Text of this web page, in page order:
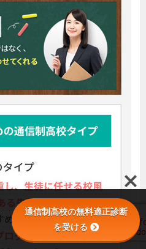
通信制高校の無料適正診断
を受ける